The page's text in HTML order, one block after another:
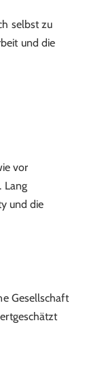
selbst zu
und die
vor
Lang
und die
Gesellschaft